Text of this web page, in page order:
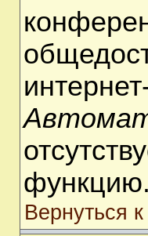
функцию.
Вернуться